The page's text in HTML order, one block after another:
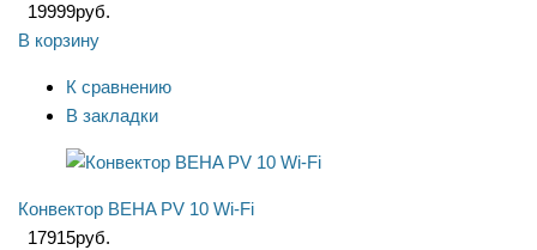
19999руб.
В корзину
К сравнению
В закладки
Конвектор BEHA PV 10 Wi-Fi
17915руб.